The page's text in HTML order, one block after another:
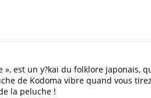
est un y?kai du folklore japonais,
de Kodoma vibre quand vous
la peluche !